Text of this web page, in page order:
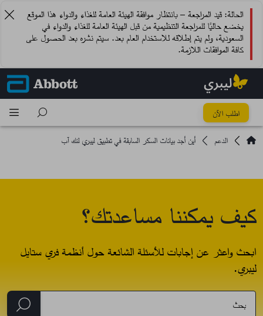
الحالة: قيد المراجعة – بانتظار موافقة الهيئة العامة للغذاء والدواء هذا الموقع
يخضع حاليًا للمراجعة التنظيمية من قبل الهيئة العامة للغذاء والدواء في
السعودية، ولم يتم إطلاقه للاستخدام العام بعد. سيتم نشره بعد الحصول على
كافة الموافقات اللازمة.
اطلب الآن
الدعم
أين أجد بيانات السكر السابقة في تطبيق ليبري لنك آب
كيف يمكننا مساعدتك؟
ابحث واعثر عن إجابات للأسئلة الشائعة حول أنظمة فري ستايل
ليبري.